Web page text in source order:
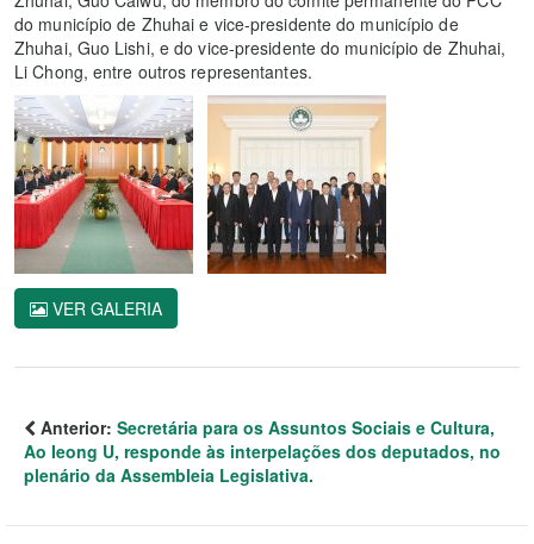
do município de Zhuhai e vice-presidente do município de
Zhuhai, Guo Lishi, e do vice-presidente do município de Zhuhai,
Li Chong, entre outros representantes.
VER GALERIA
Anterior: Secretária para os Assuntos Sociais e Cultura,
Ao Ieong U, responde às interpelações dos deputados, no
plenário da Assembleia Legislativa.